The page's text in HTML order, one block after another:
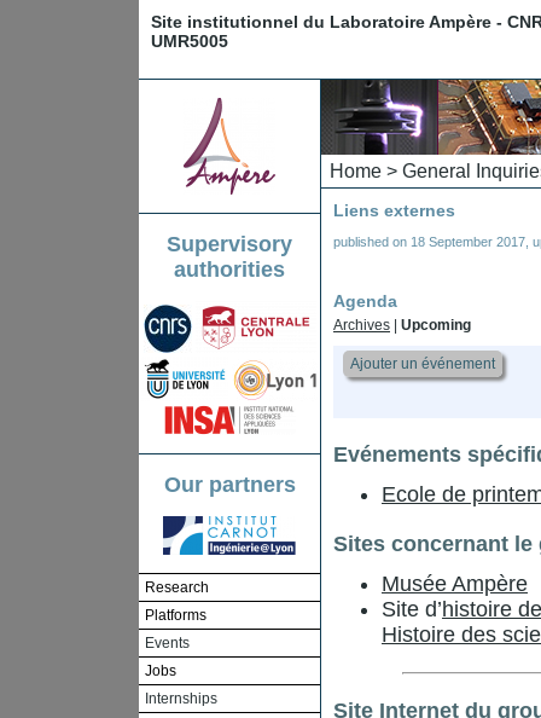
Site institutionnel du Laboratoire Ampère -
UMR5005
Supervisory
authorities
Our partners
Research
Platforms
Events
Jobs
Internships
Home > General
Liens externes
published on 18 September 2017
Agenda
Archives Upcoming
Ajouter un événement
Evénements
Ecole de
Sites concernant le
Musée Ampère
Site d’histoire
Histoire des
Site Internet du